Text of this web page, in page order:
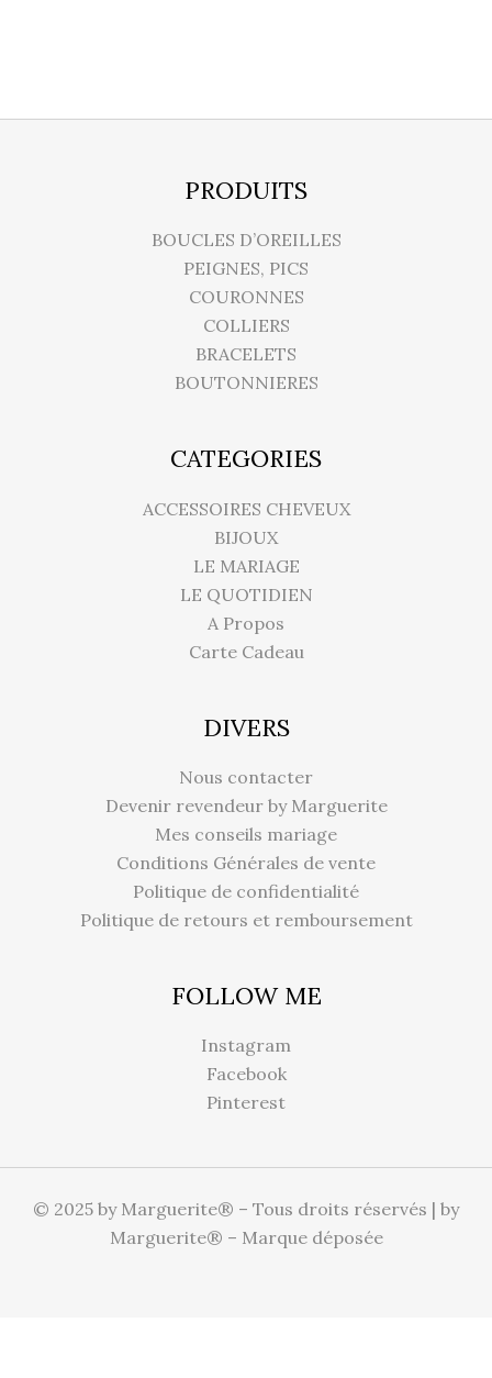
PRODUITS
BOUCLES D’OREILLES
PEIGNES, PICS
COURONNES
COLLIERS
BRACELETS
BOUTONNIERES
CATEGORIES
ACCESSOIRES CHEVEUX
BIJOUX
LE MARIAGE
LE QUOTIDIEN
A Propos
Carte Cadeau
DIVERS
Nous contacter
Devenir revendeur by Marguerite
Mes conseils mariage
Conditions Générales de vente
Politique de confidentialité
Politique de retours et remboursement
FOLLOW ME
Instagram
Facebook
Pinterest
© 2025 by Marguerite® – Tous droits réservés | by
Marguerite® – Marque déposée